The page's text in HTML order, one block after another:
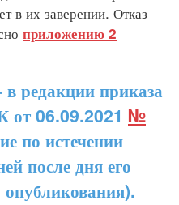
в их заверении. Отказ
приложению 2
редакции приказа
от 06.09.2021 №
по истечении
после дня его